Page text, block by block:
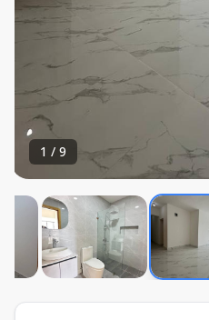
1 / 9